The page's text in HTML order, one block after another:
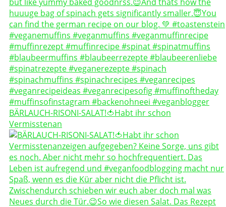
BÄRLAUCH-RISONI-SALAT!🍅Habt ihr schon
Vermisstenan